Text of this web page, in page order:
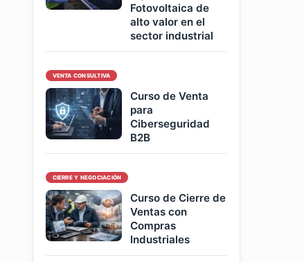
Fotovoltaica de
alto valor en el
sector industrial
VENTA CONSULTIVA
Curso de Venta
para
Ciberseguridad
B2B
CIERRE Y NEGOCIACIÓN
Curso de Cierre de
Ventas con
Compras
Industriales